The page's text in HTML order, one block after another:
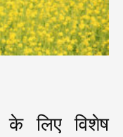
के लिए विशेष